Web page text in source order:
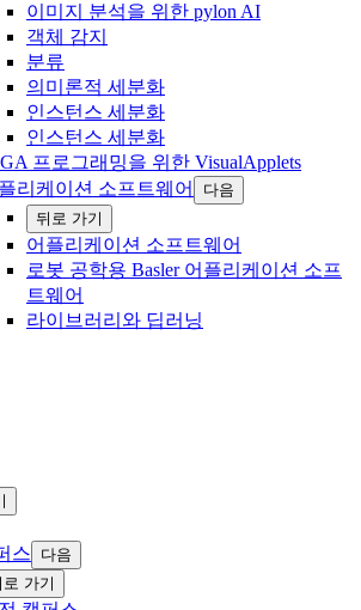
이미지 분석을 위한 pylon AI
객체 감지
분류
의미론적 세분화
인스턴스 세분화
인스턴스 세분화
프로그래밍을 위한 VisualApplets
리케이션 소프트웨어
다음
‍뒤로 ‍가기
어플리케이션 소프트웨어
로봇 공학용 Basler 어플리케이션 소프
트웨어
라이브러리와 딥러닝
스
다음
로 ‍가기